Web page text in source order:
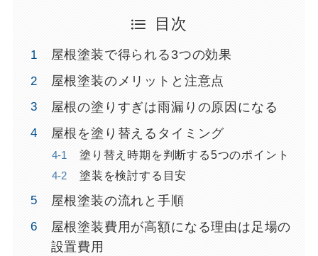
目次
屋根塗装で得られる3つの効果
屋根塗装のメリットと注意点
屋根の塗りすぎは雨漏りの原因になる
屋根を塗り替えるタイミング
塗り替え時期を判断する5つのポイント
塗装を検討する目安
屋根塗装の流れと手順
屋根塗装費用が高額になる理由は足場の
設置費用